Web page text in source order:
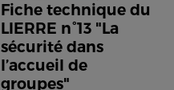
Fiche technique du
LIERRE n°13 "La
sécurité dans
l’accueil de
groupes"